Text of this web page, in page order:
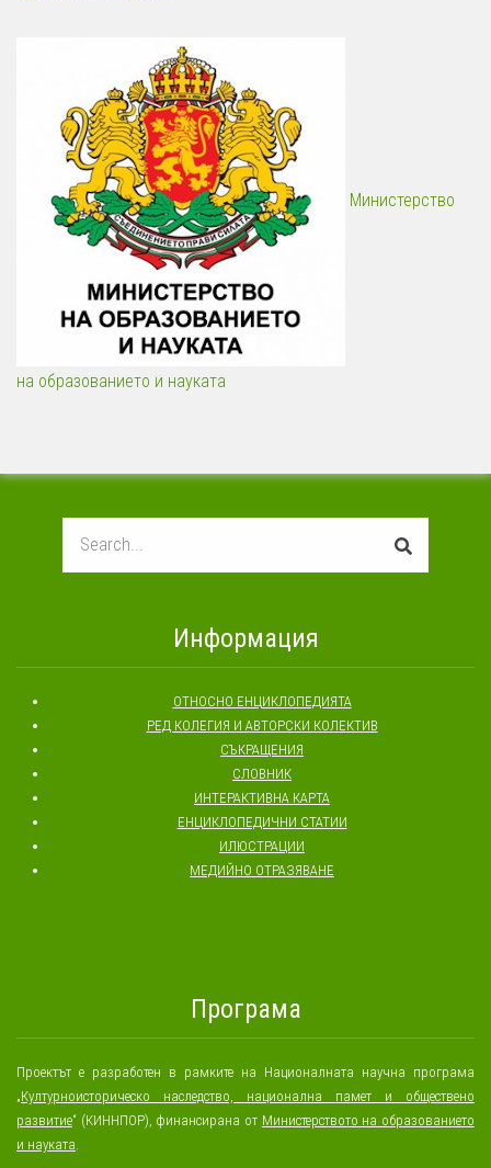
Министерство
на образованието и науката
Информация
ОТНОСНО ЕНЦИКЛОПЕДИЯТА
РЕД КОЛЕГИЯ И АВТОРСКИ КОЛЕКТИВ
СЪКРАЩЕНИЯ
СЛОВНИК
ИНТЕРАКТИВНА КАРТА
ЕНЦИКЛОПЕДИЧНИ СТАТИИ
ИЛЮСТРАЦИИ
МЕДИЙНО ОТРАЗЯВАНЕ
Програма
Проектът е разработен в рамките на Националната научна програма
„Културноисторическо наследство, национална памет и обществено
развитие“ (КИННПОР), финансирана от Министерството на образованието
и науката.